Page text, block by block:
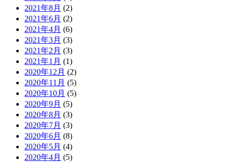
2021年8月 (2)
2021年6月 (2)
2021年4月 (6)
2021年3月 (3)
2021年2月 (3)
2021年1月 (1)
2020年12月 (2)
2020年11月 (5)
2020年10月 (5)
2020年9月 (5)
2020年8月 (3)
2020年7月 (3)
2020年6月 (8)
2020年5月 (4)
2020年4月 (5)